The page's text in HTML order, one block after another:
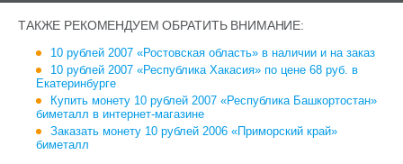
ТАКЖЕ РЕКОМЕНДУЕМ ОБРАТИТЬ ВНИМАНИЕ:
10 рублей 2007 «Ростовская область» в наличии и на заказ
10 рублей 2007 «Республика Хакасия» по цене 68 руб. в
Екатеринбурге
Купить монету 10 рублей 2007 «Республика Башкортостан»
биметалл в интернет-магазине
Заказать монету 10 рублей 2006 «Приморский край»
биметалл